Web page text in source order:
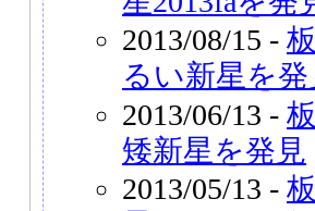
2013/08/15 -
るい新星を発
2013/06/13 -
矮新星を発見
2013/05/13 -